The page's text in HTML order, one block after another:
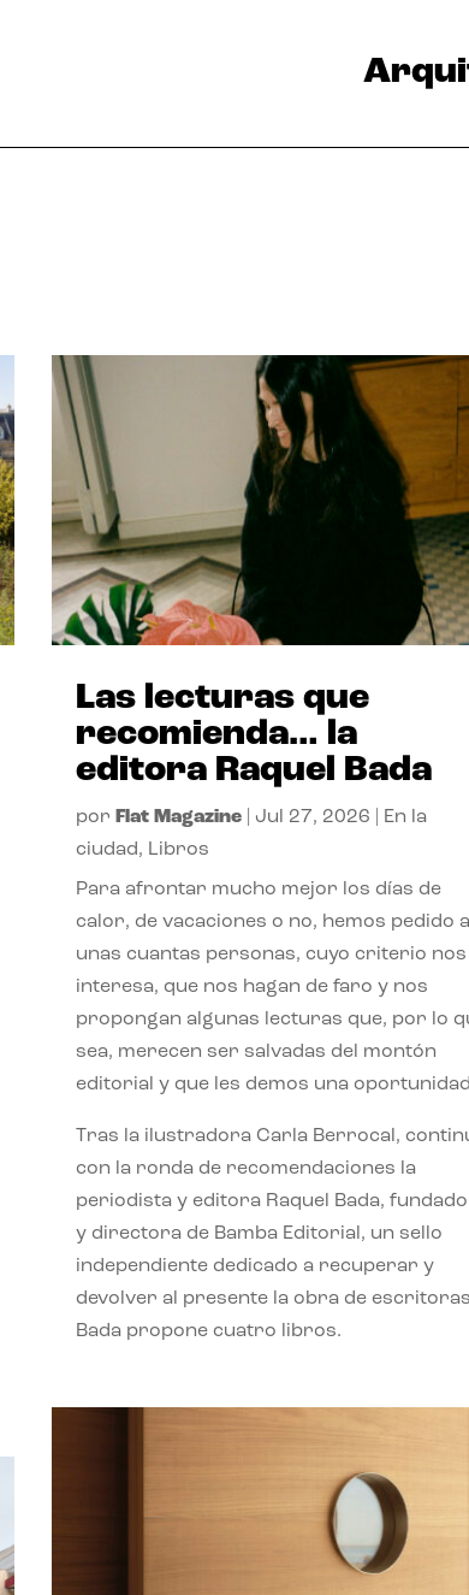
Las lecturas que
recomienda… la
editora Raquel Bada
por Flat Magazine| Jul 27, 2026
En la
ciudad, Libros
Para afrontar mucho mejor los días de
calor, de vacaciones o no, hemos pedido a
unas cuantas personas, cuyo criterio nos
interesa, que nos hagan de faro y nos
propongan algunas lecturas que, por lo
sea, merecen ser salvadas del montón
editorial y que les demos una
Tras la ilustradora Carla Berrocal,
con la ronda de recomendaciones la
periodista y editora Raquel Bada,
y directora de Bamba Editorial, un sello
independiente dedicado a recuperar y
devolver al presente la obra de
Bada propone cuatro libros.